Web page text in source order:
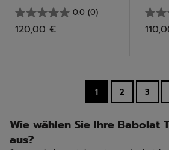
0.0 (0)
0.0
von
120,00 €
0.0
von
1 2 3
Wie wählen Sie Ihre Babolat
aus?